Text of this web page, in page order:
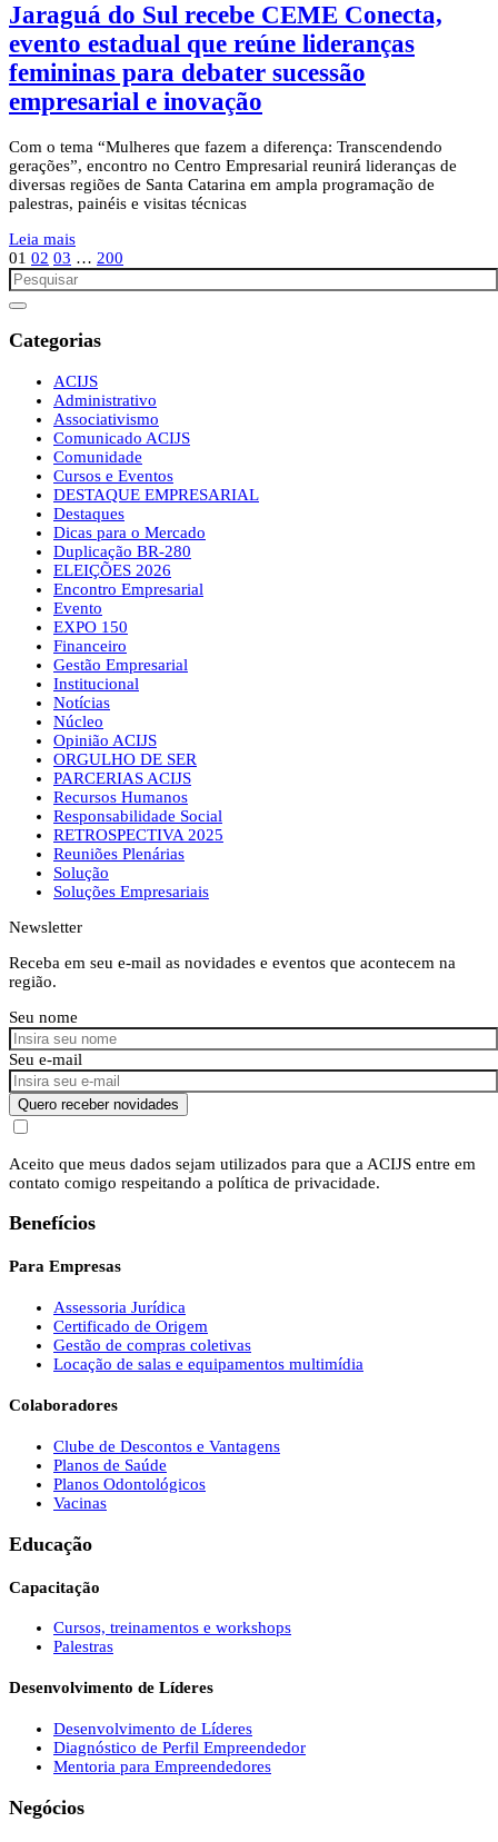
Jaraguá do Sul recebe CEME Conecta,
evento estadual que reúne lideranças
femininas para debater sucessão
empresarial e inovação
Com o tema “Mulheres que fazem a diferença: Transcendendo
gerações”, encontro no Centro Empresarial reunirá lideranças de
diversas regiões de Santa Catarina em ampla programação de
palestras, painéis e visitas técnicas
Leia mais
01 02 03 … 200
Categorias
ACIJS
Administrativo
Associativismo
Comunicado ACIJS
Comunidade
Cursos e Eventos
DESTAQUE EMPRESARIAL
Destaques
Dicas para o Mercado
Duplicação BR-280
ELEIÇÕES 2026
Encontro Empresarial
Evento
EXPO 150
Financeiro
Gestão Empresarial
Institucional
Notícias
Núcleo
Opinião ACIJS
ORGULHO DE SER
PARCERIAS ACIJS
Recursos Humanos
Responsabilidade Social
RETROSPECTIVA 2025
Reuniões Plenárias
Solução
Soluções Empresariais
Newsletter
Receba em seu e-mail as novidades e eventos que acontecem na
região.
Seu nome
Seu e-mail
Quero receber novidades
Aceito que meus dados sejam utilizados para que a ACIJS entre em
contato comigo respeitando a política de privacidade.
Benefícios
Para Empresas
Assessoria Jurídica
Certificado de Origem
Gestão de compras coletivas
Locação de salas e equipamentos multimídia
Colaboradores
Clube de Descontos e Vantagens
Planos de Saúde
Planos Odontológicos
Vacinas
Educação
Capacitação
Cursos, treinamentos e workshops
Palestras
Desenvolvimento de Líderes
Desenvolvimento de Líderes
Diagnóstico de Perfil Empreendedor
Mentoria para Empreendedores
Negócios